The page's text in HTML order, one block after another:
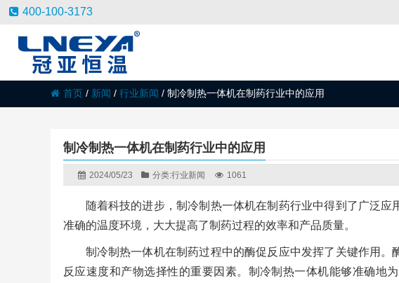
400-100-3173
首页 / 新闻 / 行业新闻 / 制冷制热一体机在制药行业中的应用
制冷制热一体机在制药行业中的应用
2024/05/23 分类:行业新闻 1061
随着科技的进步，制冷制热一体机在制药行业中得到了广泛
准确的温度环境，大大提高了制药过程的效率和产品质量。
制冷制热一体机在制药过程中的酶促反应中发挥了关键作用
反应速度和产物选择性的重要因素。制冷制热一体机能够准确地